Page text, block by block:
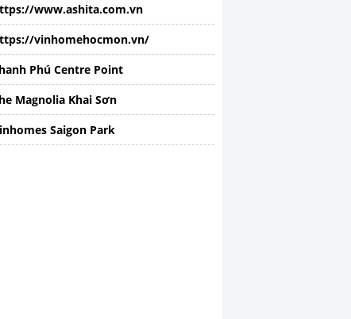
www.ashita.com.vn
vinhomehocmon.vn/
Phú Centre Point
Magnolia Khai Sơn
Saigon Park